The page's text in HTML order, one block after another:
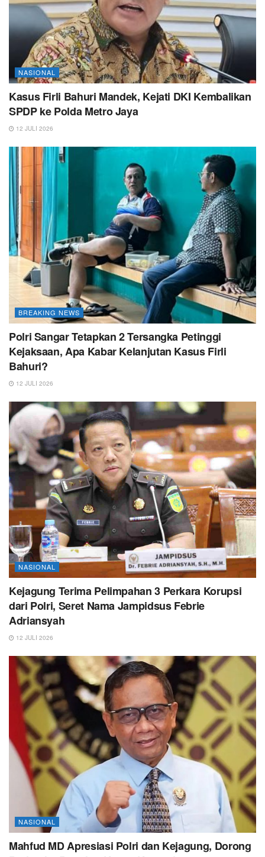
NASIONAL
Kasus Firli Bahuri Mandek, Kejati DKI Kembalikan
SPDP ke Polda Metro Jaya
12 JULI 2026
BREAKING NEWS
Polri Sangar Tetapkan 2 Tersangka Petinggi
Kejaksaan, Apa Kabar Kelanjutan Kasus Firli
Bahuri?
12 JULI 2026
NASIONAL
Kejagung Terima Pelimpahan 3 Perkara Korupsi
dari Polri, Seret Nama Jampidsus Febrie
Adriansyah
12 JULI 2026
NASIONAL
Mahfud MD Apresiasi Polri dan Kejagung, Dorong